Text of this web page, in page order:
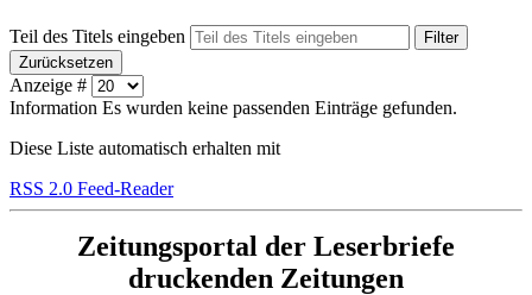
Teil des Titels eingeben
Filter
Zurücksetzen
Anzeige #
Information Es wurden keine passenden Einträge gefunden.
Diese Liste automatisch erhalten mit
RSS 2.0 Feed-Reader
Zeitungsportal der Leserbriefe
druckenden Zeitungen